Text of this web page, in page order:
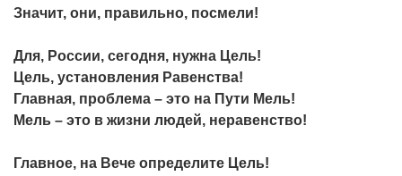
Значит, они, правильно, посмели!
Для, России, сегодня, нужна Цель!
Цель, установления Равенства!
Главная, проблема – это на Пути Мель!
Мель – это в жизни людей, неравенство!
Главное, на Вече определите Цель!